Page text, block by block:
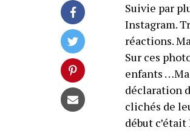
Suivie par
Instagram.
réactions.
Sur ces
enfants
déclaration
clichés de
début